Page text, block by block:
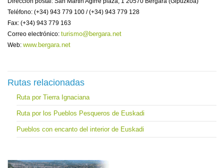
Teléfono: (+34) 943 779 100 / (+34) 943 779 128
Fax: (+34) 943 779 163
Correo electrónico: turismo@bergara.net
Web: www.bergara.net
Rutas relacionadas
Ruta por Tierra Ignaciana
Ruta por los Pueblos Pesqueros de Euskadi
Pueblos con encanto del interior de Euskadi